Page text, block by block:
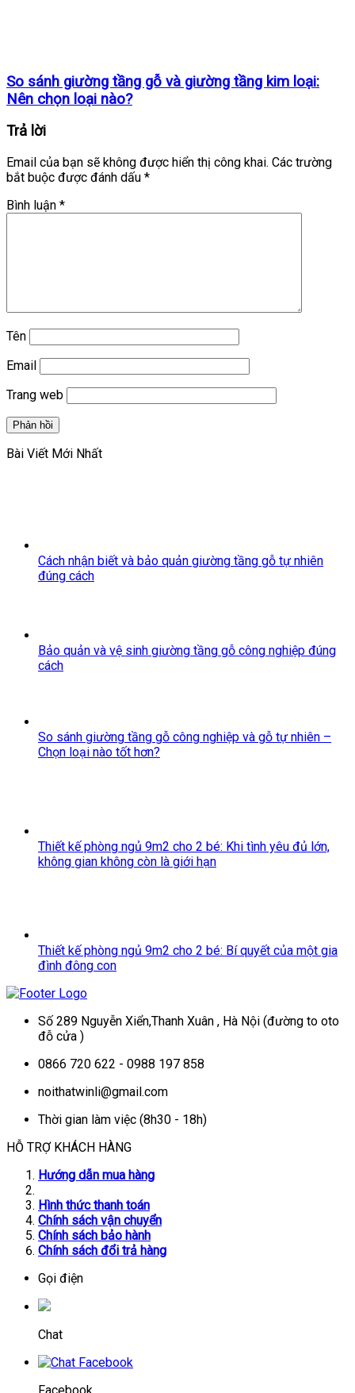
So sánh giường tầng gỗ và giường tầng kim loại:
Nên chọn loại nào?
Trả lời
Email của bạn sẽ không được hiển thị công khai. Các trường
bắt buộc được đánh dấu *
Bình luận *
Tên
Email
Trang web
Bài Viết Mới Nhất
Cách nhận biết và bảo quản giường tầng gỗ tự nhiên
đúng cách
Bảo quản và vệ sinh giường tầng gỗ công nghiệp đúng
cách
So sánh giường tầng gỗ công nghiệp và gỗ tự nhiên –
Chọn loại nào tốt hơn?
Thiết kế phòng ngủ 9m2 cho 2 bé: Khi tình yêu đủ lớn,
không gian không còn là giới hạn
Thiết kế phòng ngủ 9m2 cho 2 bé: Bí quyết của một gia
đình đông con
Số 289 Nguyễn Xiển,Thanh Xuân , Hà Nội (đường to oto
đỗ cửa )
0866 720 622 - 0988 197 858
noithatwinli@gmail.com
Thời gian làm việc (8h30 - 18h)
HỖ TRỢ KHÁCH HÀNG
Hướng dẫn mua hàng
Hình thức thanh toán
Chính sách vận chuyển
Chính sách bảo hành
Chính sách đổi trả hàng
Gọi điện
Chat